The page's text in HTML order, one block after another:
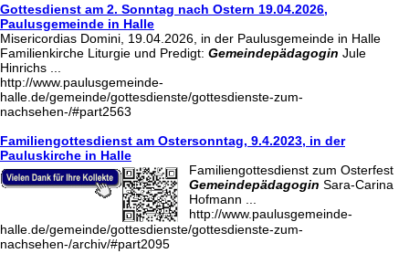
Gottesdienst am 2. Sonntag nach Ostern 19.04.2026,
Paulusgemeinde in Halle
Misericordias Domini, 19.04.2026, in der Paulusgemeinde in Halle
Familienkirche Liturgie und Predigt: Gemeindepädagogin Jule
Hinrichs ...
http://www.paulusgemeinde-
halle.de/gemeinde/gottesdienste/gottesdienste-zum-
nachsehen-/#part2563
Familiengottesdienst am Ostersonntag, 9.4.2023, in der
Pauluskirche in Halle
Familiengottesdienst zum Osterfest
Gemeindepädagogin Sara-Carina
Hofmann ...
http://www.paulusgemeinde-
halle.de/gemeinde/gottesdienste/gottesdienste-zum-
nachsehen-/archiv/#part2095